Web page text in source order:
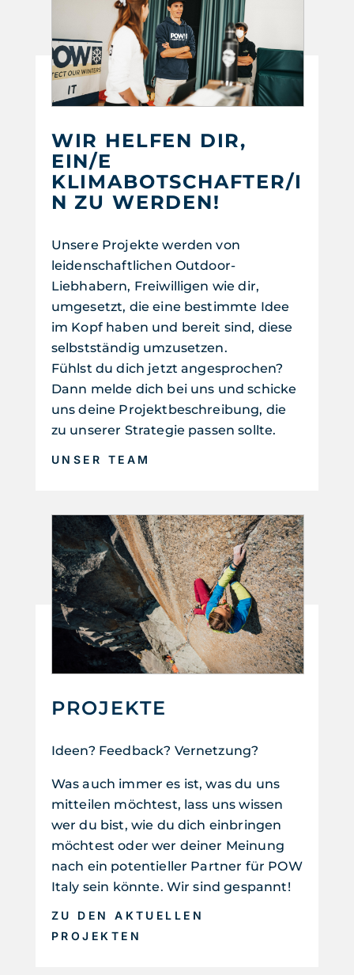
WIR HELFEN DIR,
EIN/E
KLIMABOTSCHAFTER/I
N ZU WERDEN!
Unsere Projekte werden von
leidenschaftlichen Outdoor-
Liebhabern, Freiwilligen wie dir,
umgesetzt, die eine bestimmte Idee
im Kopf haben und bereit sind, diese
selbstständig umzusetzen.
Fühlst du dich jetzt angesprochen?
Dann melde dich bei uns und schicke
uns deine Projektbeschreibung, die
zu unserer Strategie passen sollte.
UNSER TEAM
PROJEKTE
Ideen? Feedback? Vernetzung?
Was auch immer es ist, was du uns
mitteilen möchtest, lass uns wissen
wer du bist, wie du dich einbringen
möchtest oder wer deiner Meinung
nach ein potentieller Partner für POW
Italy sein könnte. Wir sind gespannt!
ZU DEN AKTUELLEN
PROJEKTEN